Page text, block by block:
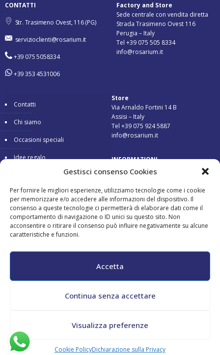
Gestisci consenso Cookies
Per fornire le migliori esperienze, utilizziamo tecnologie come i cookie
per memorizzare e/o accedere alle informazioni del dispositivo. Il
consenso a queste tecnologie ci permetterà di elaborare dati come il
comportamento di navigazione o ID unici su questo sito. Non
acconsentire o ritirare il consenso può influire negativamente su alcune
caratteristiche e funzioni.
Accetta
Continua senza accettare
Visualizza preferenze
Cookie PolicyDichiarazione sulla Privacy
CONTATTI
Str. Trasimeno Ovest, 116 (PG)
servizioclienti@rosarium.it
+39 075 5058334
+39 353 4531006
Factory and Store
Sede centrale con vendita diretta
Strada Trasimeno Ovest 116
Perugia – Italy
Tel +39 075 505 8334
info@rosarium.it
Contatti
Chi siamo
Occasioni speciali
Idee regalo
Condizioni di vendita
Garanzia
Store
Via Arnaldo Fortini 14 B
Assisi – Italy
Tel +39 075 924 5887
info@rosarium.it
INFORMAZIONI
Consegna 24/48 ore
Pagamenti sicuri
Reso gratuito
TNIMRZ69L04G478N -Cookie Policy-Privacy Policy